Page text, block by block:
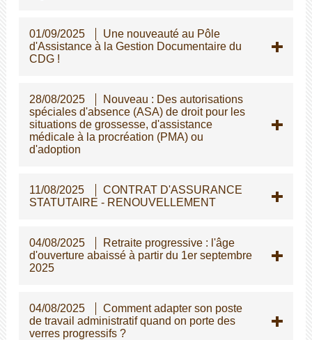
01/09/2025
Une nouveauté au Pôle
d'Assistance à la Gestion Documentaire du
CDG !
28/08/2025
Nouveau : Des autorisations
spéciales d'absence (ASA) de droit pour les
situations de grossesse, d'assistance
médicale à la procréation (PMA) ou
d'adoption
11/08/2025
CONTRAT D'ASSURANCE
STATUTAIRE - RENOUVELLEMENT
04/08/2025
Retraite progressive : l'âge
d'ouverture abaissé à partir du 1er septembre
2025
04/08/2025
Comment adapter son poste
de travail administratif quand on porte des
verres progressifs ?